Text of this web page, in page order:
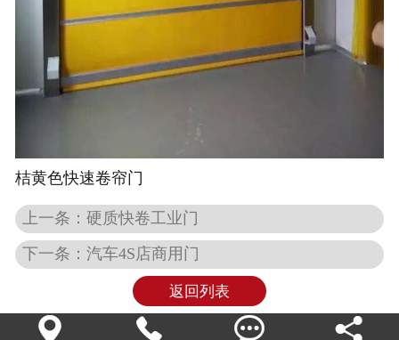
桔黄色快速卷帘门
上一条：硬质快卷工业门
下一条：汽车4S店商用门
返回列表
   